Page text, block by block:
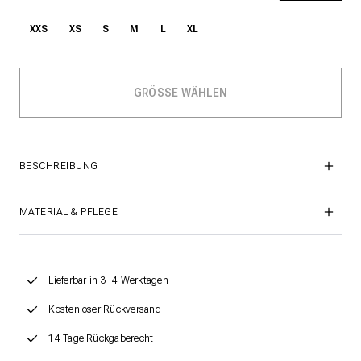
XXS XS S M L XL
BESCHREIBUNG
MATERIAL & PFLEGE
Lieferbar in 3 -4 Werktagen
Kostenloser Rückversand
14 Tage Rückgaberecht